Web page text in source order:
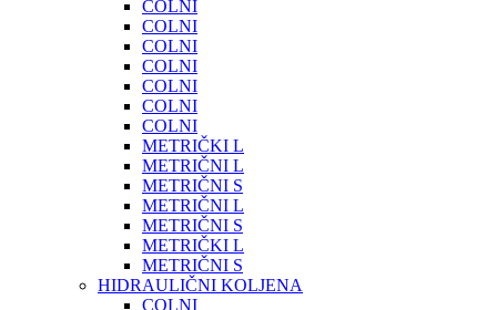
COLNI
COLNI
COLNI
COLNI
COLNI
COLNI
COLNI
METRIČKI L
METRIČNI L
METRIČNI S
METRIČNI L
METRIČNI S
METRIČKI L
METRIČNI S
HIDRAULIČNI KOLJENA
COLNI